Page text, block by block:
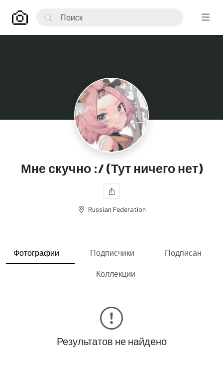
Мне скучно :/ (Тут ничего нет)
Russian Federation
Фотографии Подписчики Подписан
Коллекции
Результатов не найдено